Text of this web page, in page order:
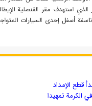
الذي استهدف مقر القنصلية
أسفل إحدى السيارات
قطع الإمداد
الكرمة تمهيدا